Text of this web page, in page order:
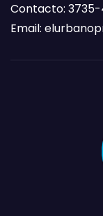
Contacto: 3735-
Email: